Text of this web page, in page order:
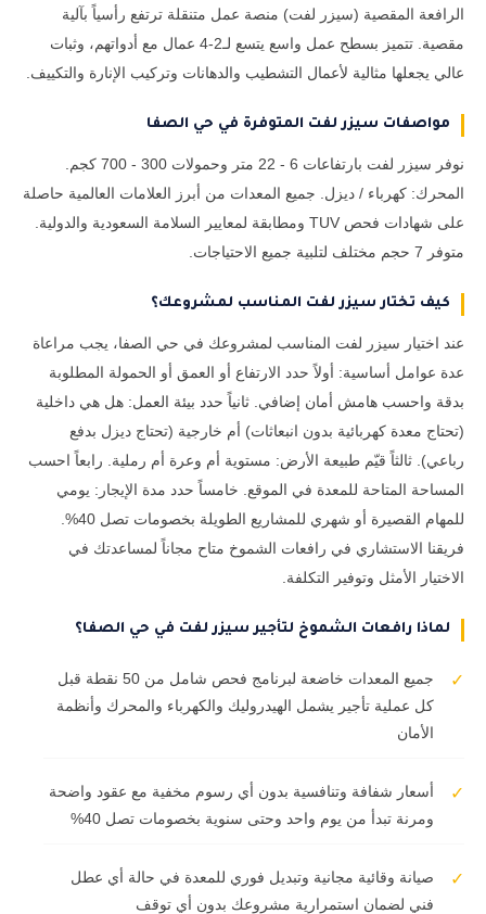
الرافعة المقصية (سيزر لفت) منصة عمل متنقلة ترتفع رأسياً بآلية
مقصية. تتميز بسطح عمل واسع يتسع لـ2-4 عمال مع أدواتهم، وثبات
عالي يجعلها مثالية لأعمال التشطيب والدهانات وتركيب الإنارة والتكييف.
مواصفات سيزر لفت المتوفرة في حي الصفا
نوفر سيزر لفت بارتفاعات 6 - 22 متر وحمولات 300 - 700 كجم.
المحرك: كهرباء / ديزل. جميع المعدات من أبرز العلامات العالمية حاصلة
على شهادات فحص TUV ومطابقة لمعايير السلامة السعودية والدولية.
متوفر 7 حجم مختلف لتلبية جميع الاحتياجات.
كيف تختار سيزر لفت المناسب لمشروعك؟
عند اختيار سيزر لفت المناسب لمشروعك في حي الصفا، يجب مراعاة
عدة عوامل أساسية: أولاً حدد الارتفاع أو العمق أو الحمولة المطلوبة
بدقة واحسب هامش أمان إضافي. ثانياً حدد بيئة العمل: هل هي داخلية
(تحتاج معدة كهربائية بدون انبعاثات) أم خارجية (تحتاج ديزل بدفع
رباعي). ثالثاً قيّم طبيعة الأرض: مستوية أم وعرة أم رملية. رابعاً احسب
المساحة المتاحة للمعدة في الموقع. خامساً حدد مدة الإيجار: يومي
للمهام القصيرة أو شهري للمشاريع الطويلة بخصومات تصل 40%.
فريقنا الاستشاري في رافعات الشموخ متاح مجاناً لمساعدتك في
الاختيار الأمثل وتوفير التكلفة.
لماذا رافعات الشموخ لتأجير سيزر لفت في حي الصفا؟
✓
جميع المعدات خاضعة لبرنامج فحص شامل من 50 نقطة قبل
كل عملية تأجير يشمل الهيدروليك والكهرباء والمحرك وأنظمة
الأمان
✓
أسعار شفافة وتنافسية بدون أي رسوم مخفية مع عقود واضحة
ومرنة تبدأ من يوم واحد وحتى سنوية بخصومات تصل 40%
✓
صيانة وقائية مجانية وتبديل فوري للمعدة في حالة أي عطل
فني لضمان استمرارية مشروعك بدون أي توقف